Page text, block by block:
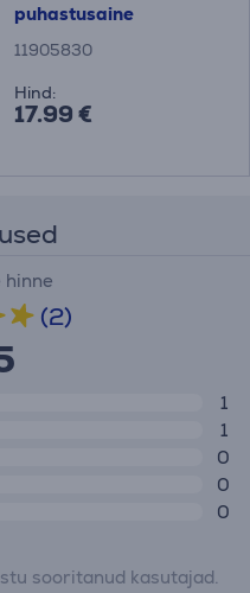
puhastusaine
11905830
Hind:
17.99 €
hinne
(2)
1
1
0
0
0
sooritanud kasutajad.